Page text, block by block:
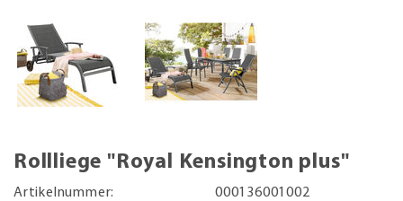
Rollliege "Royal Kensington plus"
Artikelnummer:
000136001002